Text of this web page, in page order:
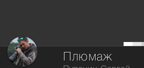
Плюмаж